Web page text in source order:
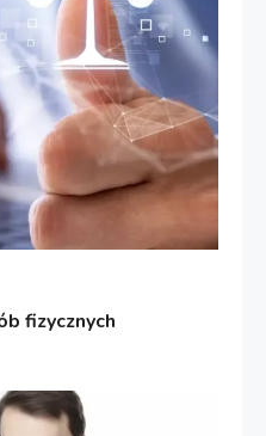
fizycznych